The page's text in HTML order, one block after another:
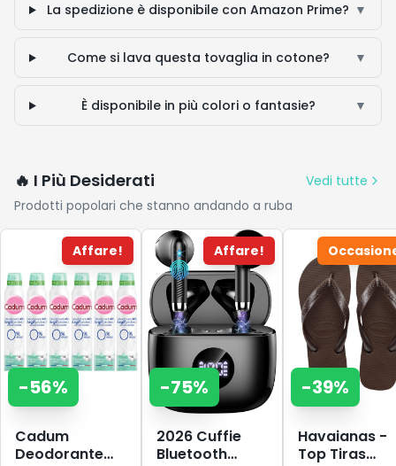
La spedizione è disponibile con Amazon Prime? ▼
Come si lava questa tovaglia in cotone? ▼
È disponibile in più colori o fantasie? ▼
🔥 I Più Desiderati
Vedi tutte
Prodotti popolari che stanno andando a ruba
Affare!
-56%
Cadum
Deodorante
Affare!
-75%
2026 Cuffie
Bluetooth
-39%
Havaianas -
Top Tiras